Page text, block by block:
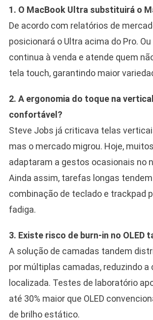
1. O MacBook Ultra substituirá o
De acordo com relatórios de
posicionará o Ultra acima do Pro. Ou
continua à venda e atende quem
tela touch, garantindo maior
2. A ergonomia do toque na
confortável?
Steve Jobs já criticava telas
mas o mercado migrou. Hoje,
adaptaram a gestos ocasionais no
Ainda assim, tarefas longas
combinação de teclado e trackpad
fadiga.
3. Existe risco de burn-in no OLED
A solução de camadas tandem
por múltiplas camadas, reduzindo a
localizada. Testes de laboratório
até 30% maior que OLED
de brilho estático.